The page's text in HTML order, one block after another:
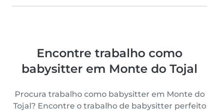
Encontre trabalho como
babysitter em Monte do Tojal
Procura trabalho como babysitter em Monte do
Tojal? Encontre o trabalho de babysitter perfeito